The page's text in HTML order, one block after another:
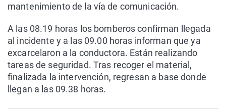
mantenimiento de la vía de comunicación.
A las 08.19 horas los bomberos confirman llegada
al incidente y a las 09.00 horas informan que ya
excarcelaron a la conductora. Están realizando
tareas de seguridad. Tras recoger el material,
finalizada la intervención, regresan a base donde
llegan a las 09.38 horas.